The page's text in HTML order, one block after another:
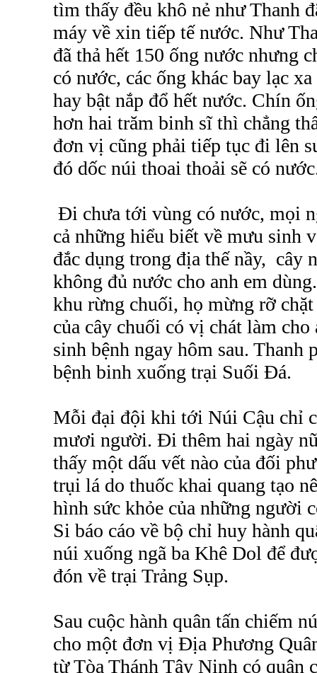
tìm thấy đều khô nẻ như Thanh
máy về xin tiếp tế nước. Như
đã thả hết 150 ống nước nhưng
có nước, các ống khác bay lạc
hay bật nắp đổ hết nước. Chín
hơn hai trăm binh sĩ thì chẳng
đơn vị cũng phải tiếp tục đi lên
đó dốc núi thoai thoải sẽ có
Đi chưa tới vùng có nước, mọi
cả những hiểu biết về mưu sinh
đắc dụng trong địa thế nầy, cây
không đủ nước cho anh em
khu rừng chuối, họ mừng rỡ
của cây chuối có vị chát làm cho
sinh bệnh ngay hôm sau. Thanh
bệnh binh xuống trại Suối Đá.
Mỗi đại đội khi tới Núi Cậu chỉ
mươi người. Đi thêm hai ngày
thấy một dấu vết nào của đối
trụi lá do thuốc khai quang tạo
hình sức khỏe của những người
Si báo cáo về bộ chỉ huy hành
núi xuống ngã ba Khê Dol để
đón về trại Trảng Sụp.
Sau cuộc hành quân tấn chiếm
cho một đơn vị Địa Phương
từ Tòa Thánh Tây Ninh có quân